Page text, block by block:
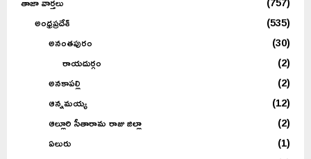
అంధ్రప్రదేశ్
(535)
అనంతపురం
(30)
రాయదుర్గం
(2)
అనకాపల్లి
(2)
ఆన్నమయ్య
(12)
ఆల్లూరి సీతారామ రాజు జిల్లా
(2)
ఏలురు
(1)